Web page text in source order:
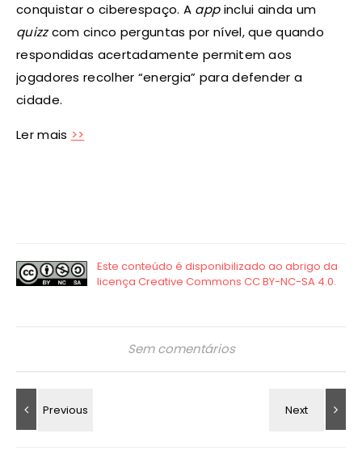
conquistar o ciberespaço. A appinclui ainda um
quizzcom cinco perguntas por nível, que quando
respondidas acertadamente permitem aos
jogadores recolher “energia” para defender a
cidade.
Ler mais >>
Sem comentários